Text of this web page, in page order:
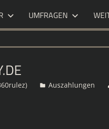
UMFRAGEN
Auszahlungen